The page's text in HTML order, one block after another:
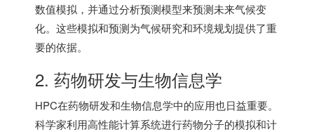
数值模拟，并通过分析预测模型来预测未来气候变
化。这些模拟和预测为气候研究和环境规划提供了重
要的依据。
2. 药物研发与生物信息学
HPC在药物研发和生物信息学中的应用也日益重要。
科学家利用高性能计算系统进行药物分子的模拟和计